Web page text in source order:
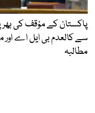
پاکستان کے مؤقف کی
سے کالعدم بی ایل اے اور
مطالبہ